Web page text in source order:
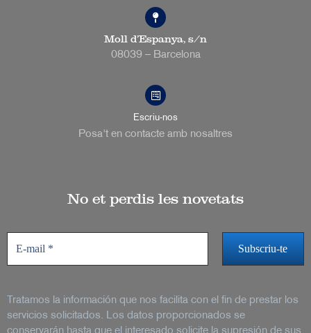
Moll d’Espanya, s/n
08039 – Barcelona
Escriu-nos
Posa't en contacte amb nosaltres
No et perdis les novetats
Tratamos la información que nos facilita con el fin de prestar los
servicios solicitados. Los datos proporcionados se